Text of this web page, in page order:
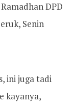
DPD
Senin
ini juga tadi
kayanya,